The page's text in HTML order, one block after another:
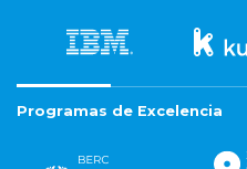
Programas de Excelencia